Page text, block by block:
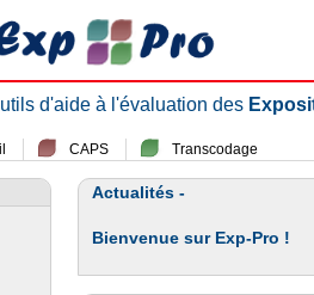
d'aide à l'évaluation des
CAPS Transcodage
Actualités -
Bienvenue sur Exp-Pro !